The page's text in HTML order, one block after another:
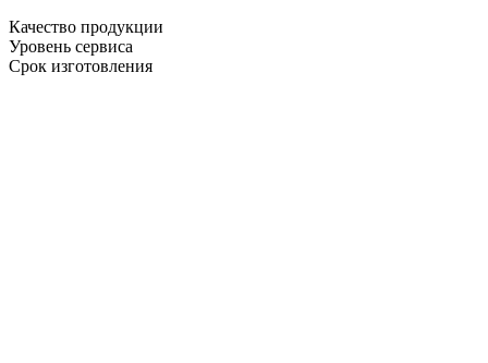
Качество продукции
Уровень сервиса
Срок изготовления